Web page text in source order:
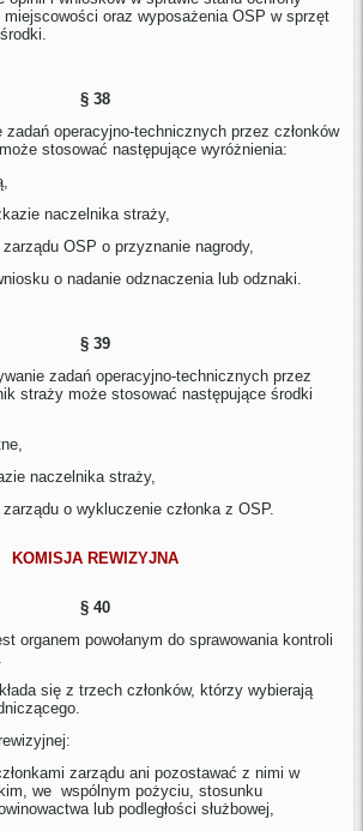
miejscowości oraz wyposażenia OSP w sprzęt
§ 38
zadań operacyjno-technicznych przez członków
stosować następujące wyróżnienia:
naczelnika straży,
OSP o przyznanie nagrody,
o nadanie odznaczenia lub odznaki.
§ 39
zadań operacyjno-technicznych przez
straży może stosować następujące środki
naczelnika straży,
o wykluczenie członka z OSP.
KOMISJA REWIZYJNA
§ 40
organem powołanym do sprawowania kontroli
się z trzech członków, którzy wybierają
zarządu ani pozostawać z nimi w
we wspólnym pożyciu, stosunku
lub podległości służbowej,